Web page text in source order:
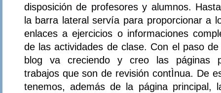
disposición de profesores y alumnos.
la barra lateral servía para proporcionar a
enlaces a ejercicios o informaciones
de las actividades de clase. Con el paso
blog va creciendo y creo las páginas
trabajos que son de revisión contÌnua. De
tenemos, además de la página principal,